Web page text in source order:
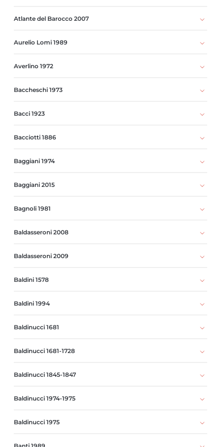
Atlante del Barocco 2007
Aurelio Lomi 1989
Averlino 1972
Baccheschi 1973
Bacci 1923
Bacciotti 1886
Baggiani 1974
Baggiani 2015
Bagnoli 1981
Baldasseroni 2008
Baldasseroni 2009
Baldini 1578
Baldini 1994
Baldinucci 1681
Baldinucci 1681-1728
Baldinucci 1845-1847
Baldinucci 1974-1975
Baldinucci 1975